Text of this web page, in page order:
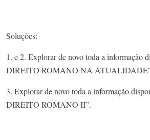
Soluções:​
1. e 2. Explorar de novo toda a informação
DIREITO ROMANO NA
3. Explorar de novo toda a informação
DIREITO ROMANO II”.